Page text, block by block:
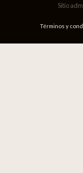
Sitio
Términos y